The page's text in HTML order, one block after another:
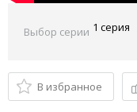
Выбор серии
В избранное